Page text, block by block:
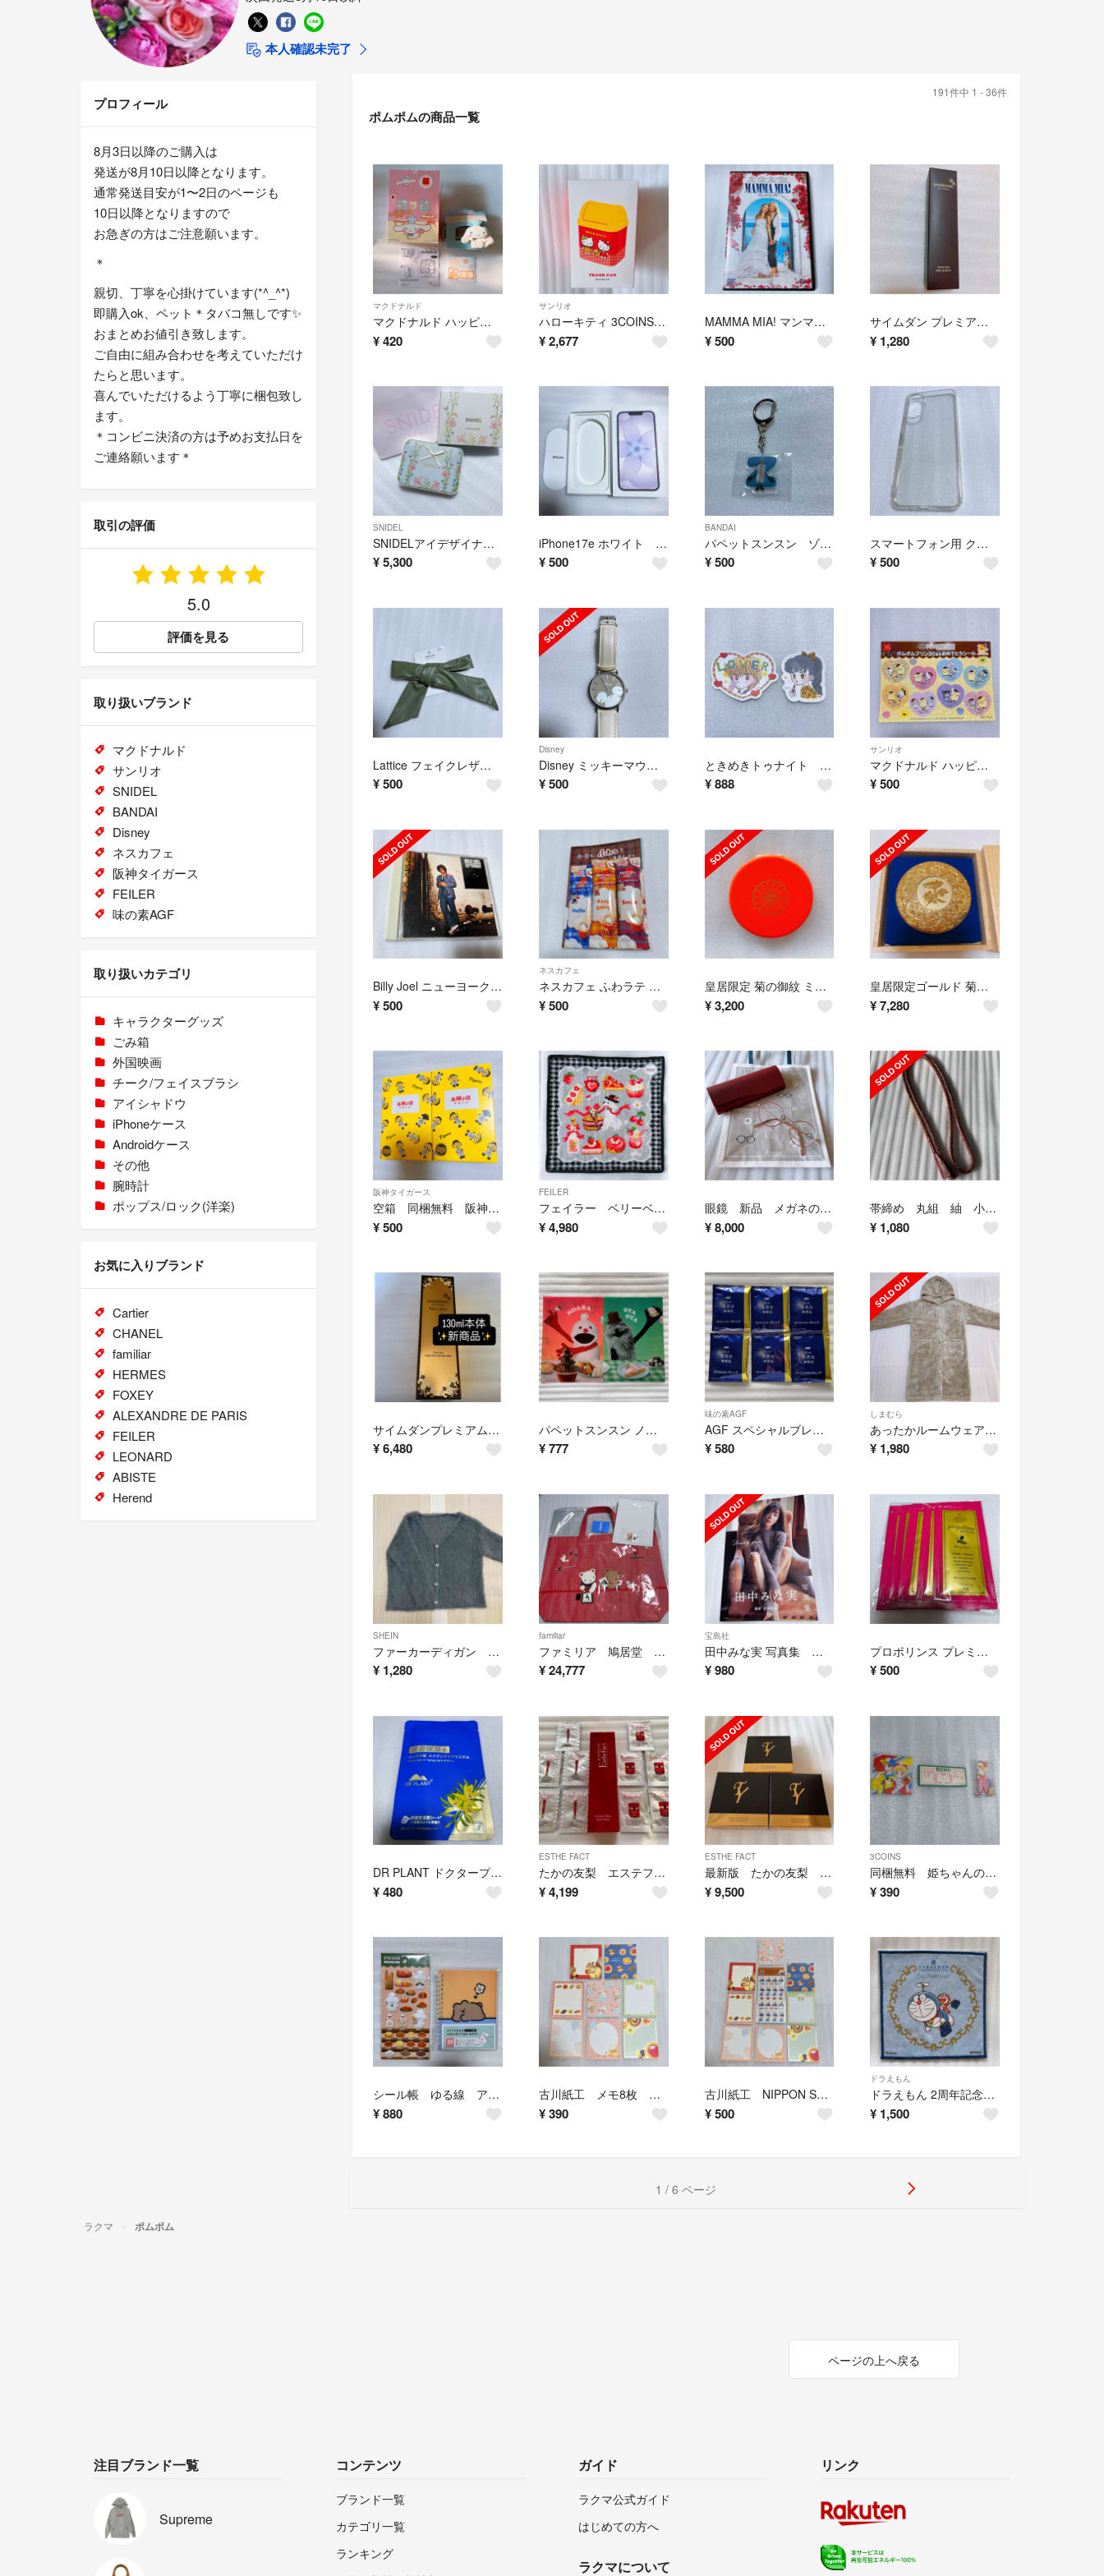
本人確認未完了
191件中 1 - 36件
ポムポムの商品一覧
マクドナルド
マクドナルド ハッピーセット シナモロール おみせやさんボックス 同梱無料
¥420
サンリオ
ハローキティ 3COINS スリーコインズ ダストボックス ごみ箱 レトロ 人気
¥2,677
MAMMA MIA! マンマ・ミーア! DVD 大ヒットミュージカルの映画化
¥ 500
サイムダン プレミアム アクトレス オーバル メイクブラシ（専用キャップ付）
¥ 1,280
SNIDEL
SNIDELアイデザイナーn EX04 My Lover 阪急梅田限定
¥5,300
iPhone17e ホワイト ケースのみ 空箱 同梱無料 Apple
¥500
BANDAI
パペットスンスン ゾンゾン アクリルキーホルダー 新品 おじいちゃん 同梱無料
¥ 500
スマートフォン用 クリアケース Libero 5G IV A302ZT 同梱無料
¥500
Lattice フェイクレザー リボン ヘアアクセサリー 同梱無料 ラティス
¥500
Disney
Disney ミッキーマウス 腕時計 クォーツ ミッキー 時計 同梱無料
¥500
ときめきトゥナイト ステッカー 2枚 りぼん70th リボン 真壁くん 蘭世
¥ 888
サンリオ
マクドナルド ハッピーセット ポムポムプリン シール ステッカー 同梱無料 新品
¥500
Billy Joel ニューヨーク52番街 ビリージョエル CD HONESTY
¥500
ネスカフェ
ネスカフェ ふわラテ アソートセット 3種 ファミリア 同梱半額
¥500
皇居限定 菊の御紋 ミラー 手鏡 ケース付き 皇居ミラー オレンジ 鏡 新品
¥ 3,200
皇居限定ゴールド 菊葉小箱 ボンボニエール 金平糖入れ 小物入れ 新品 木箱付き
¥7,280
阪神タイガース
空箱 同梱無料 阪神タイガース 太陽ノ塔 Tigers 野球 甲子園 トラッキー
¥500
FEILER
フェイラー ベリーベリーピクニック ウォッシュタオル 本日発売 新品 プードル
¥4,980
眼鏡 新品 メガネの愛眼 フチあり メガネ Aigan ケース付き
¥ 8,000
帯締め 丸組 紬 小紋 茶色 からし色 きもの
¥ 1,080
サイムダンプレミアム ファーストクラススーパーリッチ 美容液化粧水 130ml
¥6,480
パペットスンスン ノンノン ゾンゾン おじいちゃん クリアファイル 2枚セット
¥777
味の素AGF
AGF スペシャルブレンド ちょっと贅沢な珈琲店 6袋
¥ 580
しまむら
あったかルームウェア フードワンピース ルームウェア ベージュ ふわふわ M〜L
¥ 1,980
SHEIN
ファーカーディガン ハート型ボタン グレー Vネックカーディガン カーディガン
¥ 1,280
familiar
ファミリア 鳩居堂 コラボ おけいこバッグ トートバッグ レッド 新品 タグ付き
¥24,777
宝島社
田中みな実 写真集 「Sincerely yours…」
¥ 980
プロポリンス プレミアムハニープラス12ml×5包 マウスウォッシュ 同梱半額
¥500
DR PLANT ドクタープラント セッコク蘭エイジケアマスクa 1枚 同梱半額
¥480
ESTHE FACT
たかの友梨 エステファクト リンクルホワイトリッチローション サンプル10包付き
¥4,199
ESTHE FACT
最新版 たかの友梨 エステファクトジュエリーパクトU-N レフィル 3箱セット
¥ 9,500
3COINS
同梱無料 姫ちゃんのリボン ステッカー 3枚 お裾分け プレゼント かわいい
¥390
シール帳 ゆる線 アニマル柄 ぷくぷくステッカー いぬのパン屋さん 新品 セット
¥880
古川紙工 メモ8枚 同梱無料 動物とお菓子のイラスト お裾分け おすそわけ 新品
¥390
古川紙工 NIPPON SAMURAI シール ステッカー メモ8枚 同梱半額
¥ 500
ドラえもん
ドラえもん 2周年記念タオル タオル 未来デパート 特典 ノベルティ かわいい
¥ 1,500
1 / 6 ページ
プロフィール
8月3日以降のご購入は
発送が8月10日以降となります。
通常発送目安が1〜2日のページも
10日以降となりますので
お急ぎの方はご注意願います。
＊
親切、丁寧を心掛けています(*^_^*)
即購入ok、ペット＊タバコ無しです✨
おまとめお値引き致します。
ご自由に組み合わせを考えていただけ
たらと思います。
喜んでいただけるよう丁寧に梱包致し
ます。
＊コンビニ決済の方は予めお支払日を
ご連絡願います＊
取引の評価
5.0
評価を見る
取り扱いブランド
マクドナルド
サンリオ
SNIDEL
BANDAI
Disney
ネスカフェ
阪神タイガース
FEILER
味の素AGF
取り扱いカテゴリ
キャラクターグッズ
ごみ箱
外国映画
チーク/フェイスブラシ
アイシャドウ
iPhoneケース
Androidケース
その他
腕時計
ポップス/ロック(洋楽)
お気に入りブランド
Cartier
CHANEL
familiar
HERMES
FOXEY
ALEXANDRE DE PARIS
FEILER
LEONARD
ABISTE
Herend
ラクマ ポムポム
ページの上へ戻る
注目ブランド一覧
Supreme
コンテンツ
ブランド一覧
カテゴリ一覧
ランキング
ガイド
ラクマ公式ガイド
はじめての方へ
ラクマについて
リンク